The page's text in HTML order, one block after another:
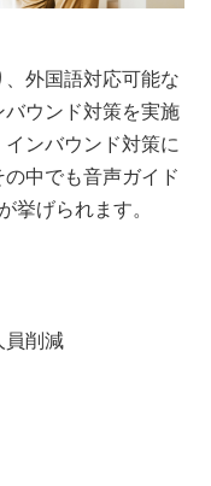
外国語対応可能な
ウンド対策を実施
ンバウンド対策に
中でも音声ガイド
挙げられます。
員削減